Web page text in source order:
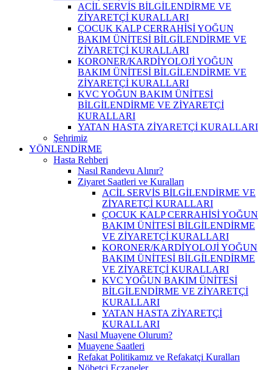
ACİL SERVİS BİLGİLENDİRME VE
ZİYARETÇİ KURALLARI
ÇOCUK KALP CERRAHİSİ YOĞUN
BAKIM ÜNİTESİ BİLGİLENDİRME VE
ZİYARETÇİ KURALLARI
KORONER/KARDİYOLOJİ YOĞUN
BAKIM ÜNİTESİ BİLGİLENDİRME VE
ZİYARETÇİ KURALLARI
KVC YOĞUN BAKIM ÜNİTESİ
BİLGİLENDİRME VE ZİYARETÇİ
KURALLARI
YATAN HASTA ZİYARETÇİ KURALLARI
Şehrimiz
YÖNLENDİRME
Hasta Rehberi
Nasıl Randevu Alınır?
Ziyaret Saatleri ve Kuralları
ACİL SERVİS BİLGİLENDİRME VE
ZİYARETÇİ KURALLARI
ÇOCUK KALP CERRAHİSİ YOĞUN
BAKIM ÜNİTESİ BİLGİLENDİRME
VE ZİYARETÇİ KURALLARI
KORONER/KARDİYOLOJİ YOĞUN
BAKIM ÜNİTESİ BİLGİLENDİRME
VE ZİYARETÇİ KURALLARI
KVC YOĞUN BAKIM ÜNİTESİ
BİLGİLENDİRME VE ZİYARETÇİ
KURALLARI
YATAN HASTA ZİYARETÇİ
KURALLARI
Nasıl Muayene Olurum?
Muayene Saatleri
Refakat Politikamız ve Refakatçi Kuralları
Nöbetçi Eczaneler